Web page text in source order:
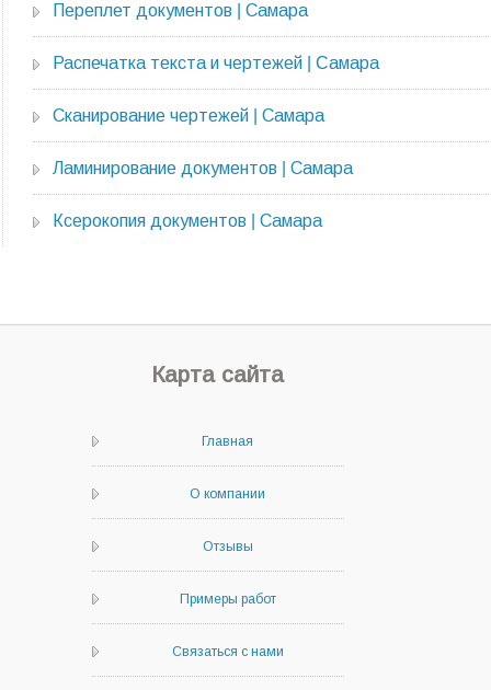
Переплет документов | Самара
Распечатка текста и чертежей | Cамара
Сканирование чертежей | Самара
Ламинирование документов | Самара
Ксерокопия документов | Самара
Карта сайта
Главная
О компании
Отзывы
Примеры работ
Связаться с нами